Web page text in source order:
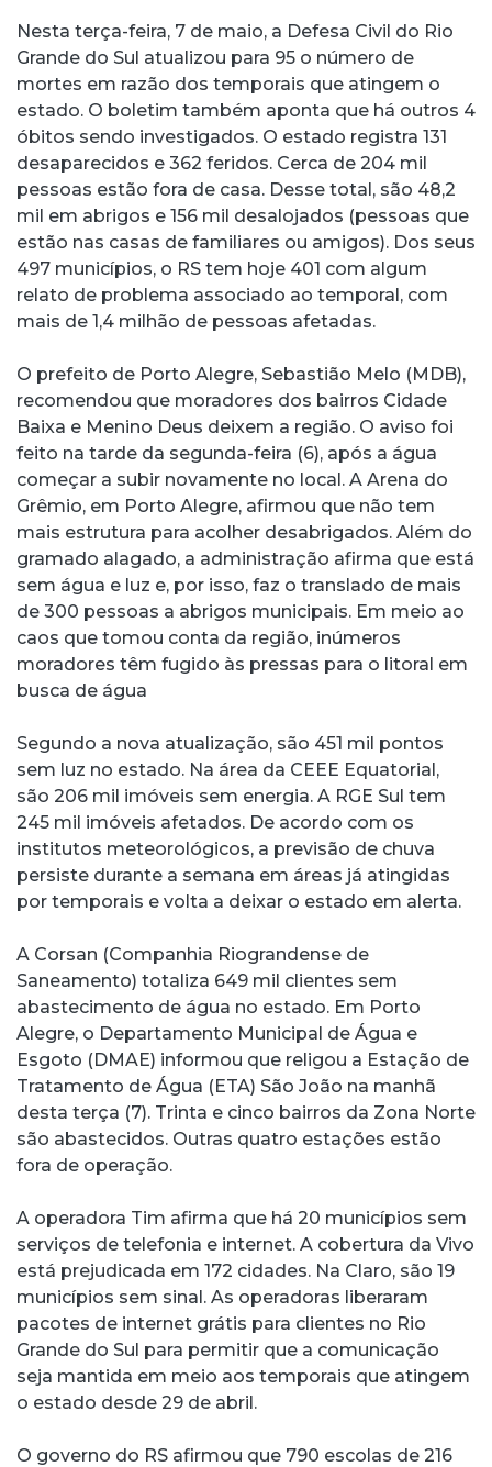
Nesta terça-feira, 7 de maio, a Defesa Civil do Rio
Grande do Sul atualizou para 95 o número de
mortes em razão dos temporais que atingem o
estado. O boletim também aponta que há outros 4
óbitos sendo investigados. O estado registra 131
desaparecidos e 362 feridos. Cerca de 204 mil
pessoas estão fora de casa. Desse total, são 48,2
mil em abrigos e 156 mil desalojados (pessoas que
estão nas casas de familiares ou amigos). Dos seus
497 municípios, o RS tem hoje 401 com algum
relato de problema associado ao temporal, com
mais de 1,4 milhão de pessoas afetadas.
O prefeito de Porto Alegre, Sebastião Melo (MDB),
recomendou que moradores dos bairros Cidade
Baixa e Menino Deus deixem a região. O aviso foi
feito na tarde da segunda-feira (6), após a água
começar a subir novamente no local. A Arena do
Grêmio, em Porto Alegre, afirmou que não tem
mais estrutura para acolher desabrigados. Além do
gramado alagado, a administração afirma que está
sem água e luz e, por isso, faz o translado de mais
de 300 pessoas a abrigos municipais. Em meio ao
caos que tomou conta da região, inúmeros
moradores têm fugido às pressas para o litoral em
busca de água
Segundo a nova atualização, são 451 mil pontos
sem luz no estado. Na área da CEEE Equatorial,
são 206 mil imóveis sem energia. A RGE Sul tem
245 mil imóveis afetados. De acordo com os
institutos meteorológicos, a previsão de chuva
persiste durante a semana em áreas já atingidas
por temporais e volta a deixar o estado em alerta.
A Corsan (Companhia Riograndense de
Saneamento) totaliza 649 mil clientes sem
abastecimento de água no estado. Em Porto
Alegre, o Departamento Municipal de Água e
Esgoto (DMAE) informou que religou a Estação de
Tratamento de Água (ETA) São João na manhã
desta terça (7). Trinta e cinco bairros da Zona Norte
são abastecidos. Outras quatro estações estão
fora de operação.
A operadora Tim afirma que há 20 municípios sem
serviços de telefonia e internet. A cobertura da Vivo
está prejudicada em 172 cidades. Na Claro, são 19
municípios sem sinal. As operadoras liberaram
pacotes de internet grátis para clientes no Rio
Grande do Sul para permitir que a comunicação
seja mantida em meio aos temporais que atingem
o estado desde 29 de abril.
O governo do RS afirmou que 790 escolas de 216